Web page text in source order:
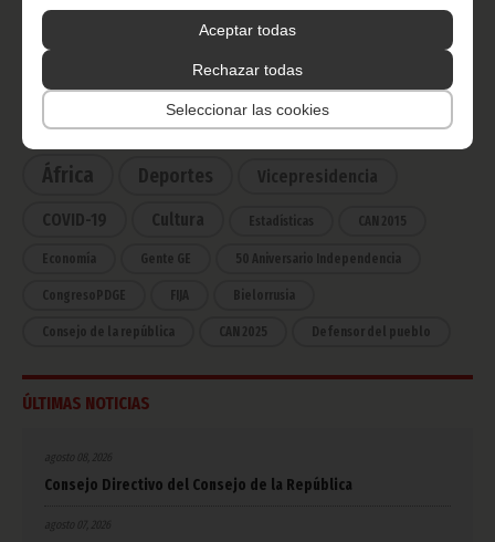
Aceptar todas
Rechazar todas
Seleccionar las cookies
CATEGORÍAS
Noticias Gobierno
Presidencia
África
Deportes Vicepresidencia
COVID-19 Cultura Estadísticas CAN 2015
Economía Gente GE 50 Aniversario Independencia
CongresoPDGE FIJA Bielorrusia
Consejo de la república CAN 2025 Defensor del pueblo
ÚLTIMAS NOTICIAS
Consejo Directivo del Consejo de la República
agosto 07, 2026